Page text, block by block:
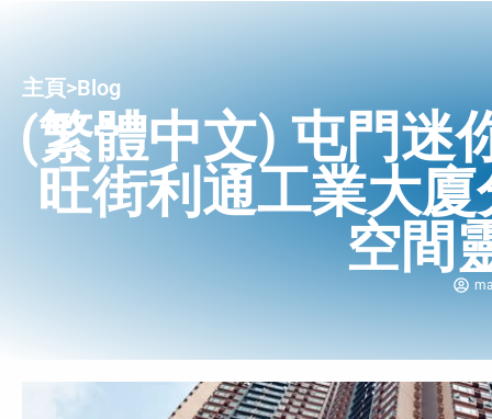
主頁>Blog
(繁體中文) 屯門迷
旺街利通工業大
空間